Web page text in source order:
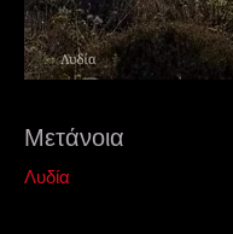
Μετάνοια
Λυδία